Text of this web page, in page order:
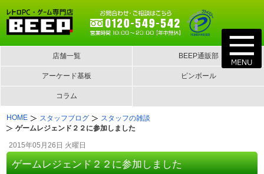
店舗一覧 BEEP通販部
アーケード基板 ピンボール
コラム
HOME スタッフブログ
スタッフの雑談
ゲームレジェンド２２に参加しました
2015年05月26日 火曜日
ゲームレジェンド２２に参加しました